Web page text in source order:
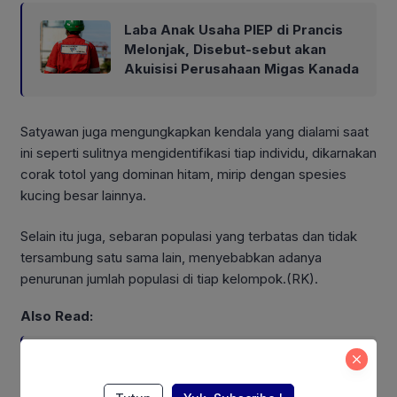
Laba Anak Usaha PIEP di Prancis
Melonjak, Disebut-sebut akan
Akuisisi Perusahaan Migas Kanada
Satyawan juga mengungkapkan kendala yang dialami saat
ini seperti sulitnya mengidentifikasi tiap individu, dikarnakan
corak totol yang dominan hitam, mirip dengan spesies
kucing besar lainnya.
Selain itu juga, sebaran populasi yang terbatas dan tidak
tersambung satu sama lain, menyebabkan adanya
penurunan jumlah populasi di tiap kelompok.(RK).
Also Read:
ASEAN Working Group, RECOFTC
Indonesia, dan ClientEarth Gelar